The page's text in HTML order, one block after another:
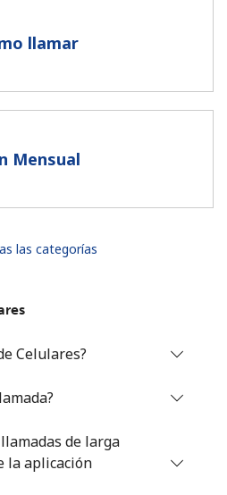
sitio web, estoy de acuerdo con
¿Olvidaste tu contraseña? →
llamar
Mensual
las categorías
Celulares?
de larga
la aplicación